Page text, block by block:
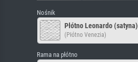
Nośnik
Płótno Leonardo (satyna)
(Płótno Venezia)
Rama na płótno